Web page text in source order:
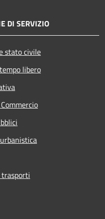
DI SERVIZIO
stato civile
libero